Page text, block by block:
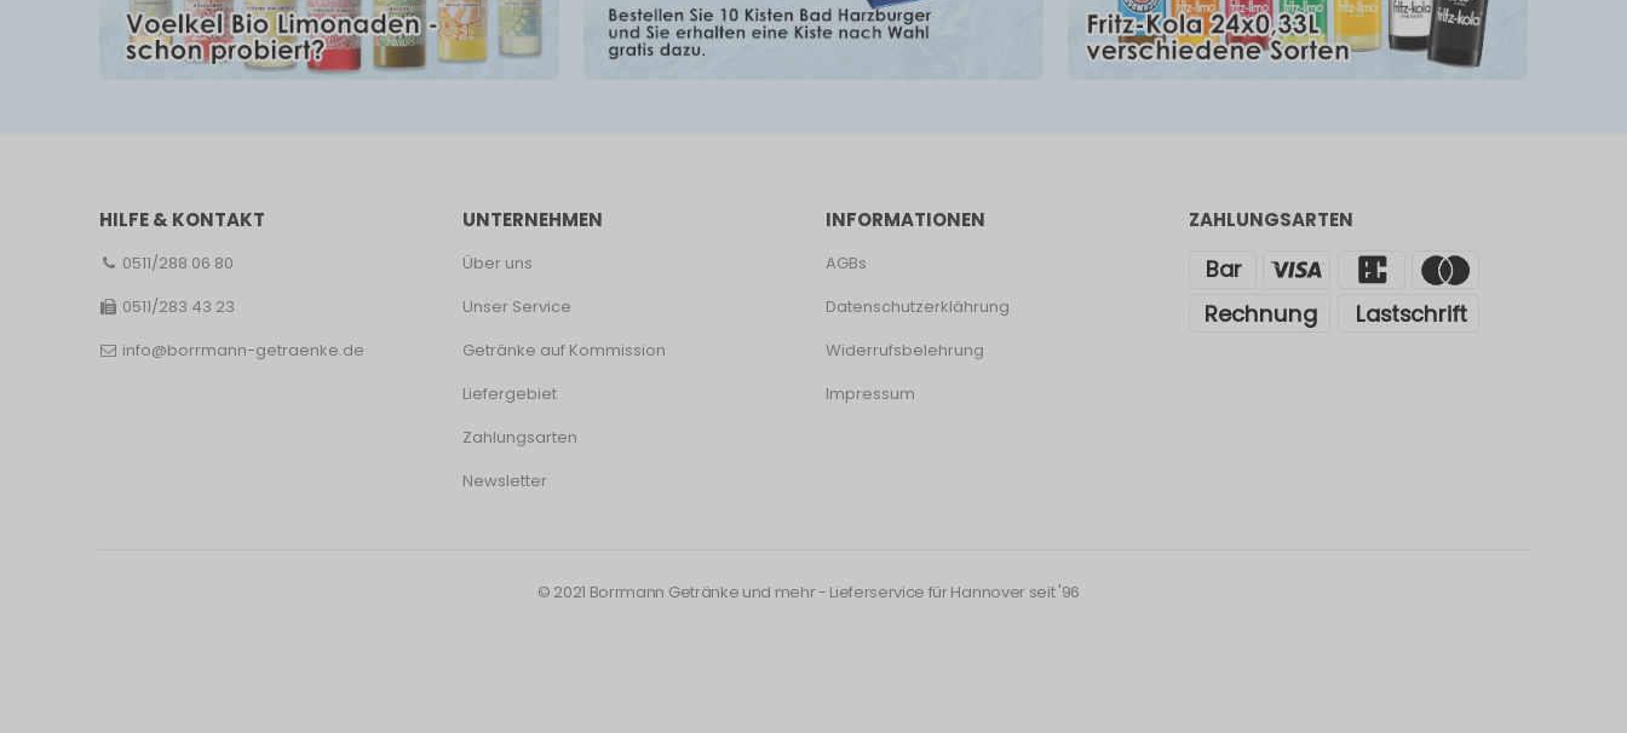
HILFE & KONTAKT
0511/288 06 80
0511/283 43 23
info@borrmann-getraenke.de
UNTERNEHMEN
Über uns
Unser Service
Getränke auf Kommission
Liefergebiet
Zahlungsarten
Newsletter
INFORMATIONEN
AGBs
Datenschutzerklährung
Widerrufsbelehrung
Impressum
ZAHLUNGSARTEN
© 2021 Borrmann Getränke und mehr - Lieferservice für Hannover seit '96